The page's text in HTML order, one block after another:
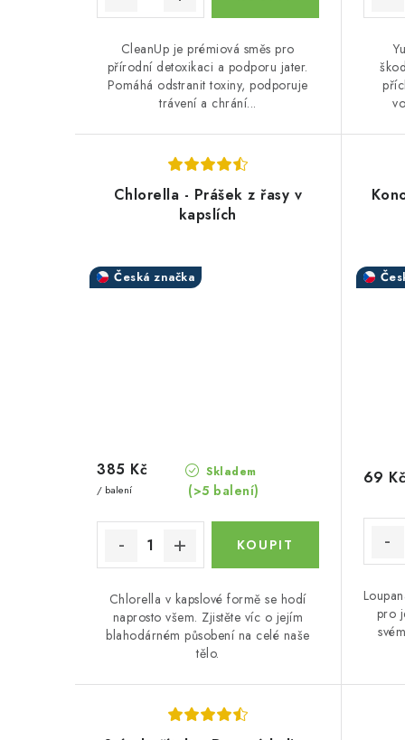
CleanUp je prémiová směs pro
přírodní detoxikaci a podporu jater.
Pomáhá odstranit toxiny, podporuje
trávení a chrání...
Chlorella - Prášek z řasy v
kapslích
Česká značka
Skladem
(>5 balení)
385 Kč
/ balení
Chlorella v kapslové formě se hodí
naprosto všem. Zjistěte víc o jejím
blahodárném působení na celé naše
tělo.
69 Kč
pro